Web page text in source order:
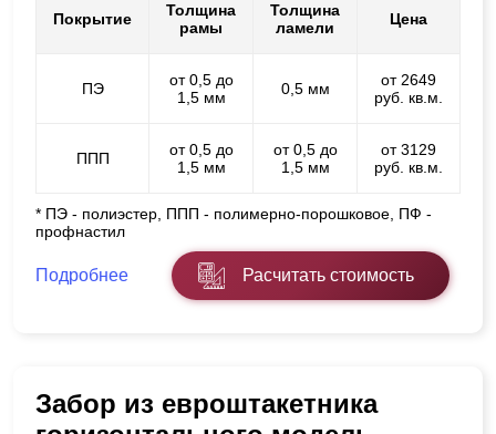
Покрытие
Толщина
рамы
Толщина
ламели
Цена
ПЭ
от 0,5 до
1,5 мм
0,5 мм
от 2649
руб. кв.м.
ППП
от 0,5 до
1,5 мм
от 0,5 до
1,5 мм
от 3129
руб. кв.м.
* ПЭ - полиэстер, ППП - полимерно-порошковое, ПФ -
профнастил
Подробнее Расчитать стоимость
Забор из евроштакетника